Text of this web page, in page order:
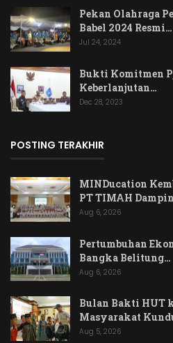
Pekan Olahraga
Babel 2024 Resmi…
Jul 24, 2024
Bukti Komitmen
Keberlanjutan…
Dec 28, 2023
POSTING TERAKHIR
MINDucation
PT TIMAH
Aug 6, 2026
Pertumbuhan
Bangka Belitung…
Aug 6, 2026
Bulan Bakti HUT
Masyarakat
Aug 5, 2026